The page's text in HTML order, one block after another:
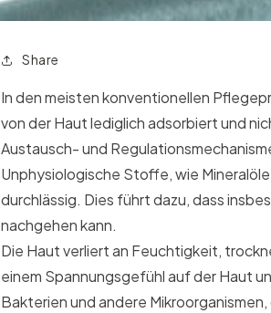
Share
In den meisten konventionellen
von der Haut lediglich adsorbiert und
Austausch- und
Unphysiologische Stoffe, wie
durchlässig. Dies führt dazu, dass
nachgehen kann.
Die Haut verliert an Feuchtigkeit,
einem Spannungsgefühl auf der Haut
Bakterien und andere